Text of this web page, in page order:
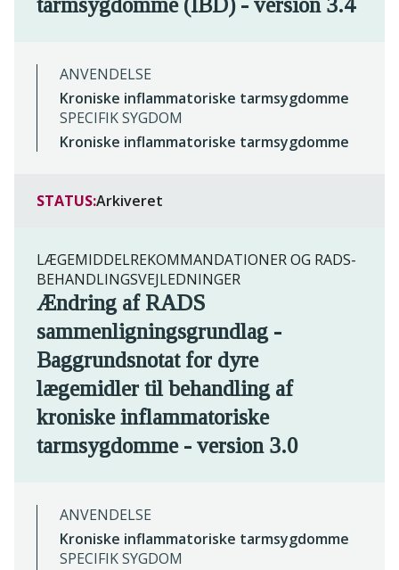
tarmsygdomme (IBD) - version 3.4
ANVENDELSE
Kroniske inflammatoriske tarmsygdomme
SPECIFIK SYGDOM
Kroniske inflammatoriske tarmsygdomme
STATUS:Arkiveret
LÆGEMIDDELREKOMMANDATIONER OG RADS-
BEHANDLINGSVEJLEDNINGER
Ændring af RADS
sammenligningsgrundlag -
Baggrundsnotat for dyre
lægemidler til behandling af
kroniske inflammatoriske
tarmsygdomme - version 3.0
ANVENDELSE
Kroniske inflammatoriske tarmsygdomme
SPECIFIK SYGDOM